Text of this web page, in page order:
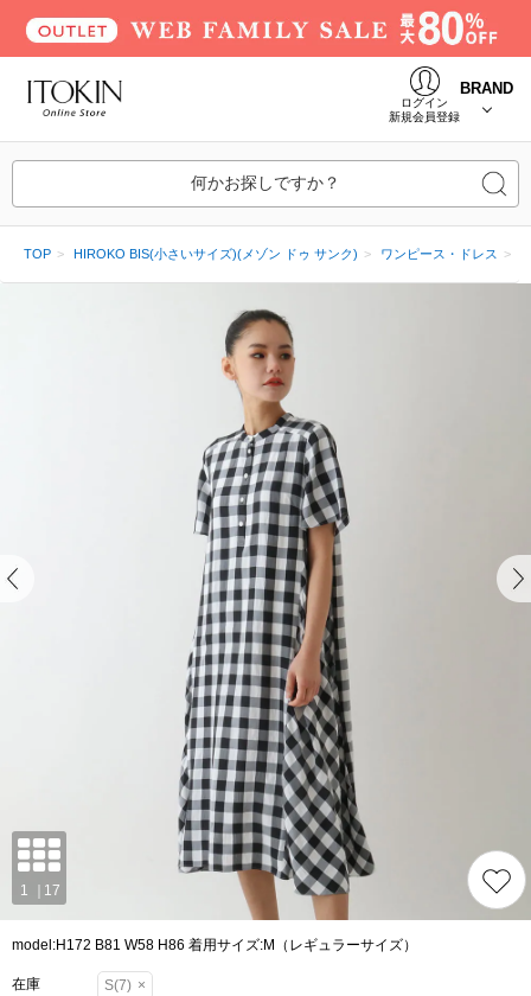
ログイン
新規会員登録
BRAND
何かお探しですか？
TOP HIROKO BIS(小さいサイズ)(メゾン ドゥ サンク) ワンピース・ドレス
model:H172 B81 W58 H86 着用サイズ:M（レギュラーサイズ）
在庫 S(7) ×